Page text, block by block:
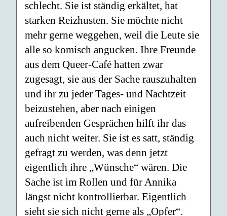
schlecht. Sie ist ständig erkältet, hat
starken Reizhusten. Sie möchte nicht
mehr gerne weggehen, weil die Leute sie
alle so komisch angucken. Ihre Freunde
aus dem Queer-Café hatten zwar
zugesagt, sie aus der Sache rauszuhalten
und ihr zu jeder Tages- und Nachtzeit
beizustehen, aber nach einigen
aufreibenden Gesprächen hilft ihr das
auch nicht weiter. Sie ist es satt, ständig
gefragt zu werden, was denn jetzt
eigentlich ihre „Wünsche“ wären. Die
Sache ist im Rollen und für Annika
längst nicht kontrollierbar. Eigentlich
sieht sie sich nicht gerne als „Opfer“.